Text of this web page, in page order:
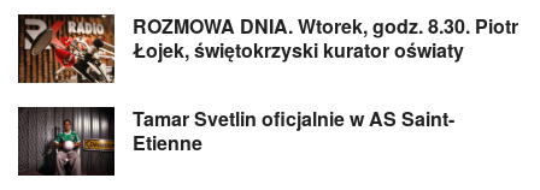
ROZMOWA DNIA. Wtorek, godz. 8.30. Piotr
Łojek, świętokrzyski kurator oświaty
Tamar Svetlin oficjalnie w AS Saint-
Etienne